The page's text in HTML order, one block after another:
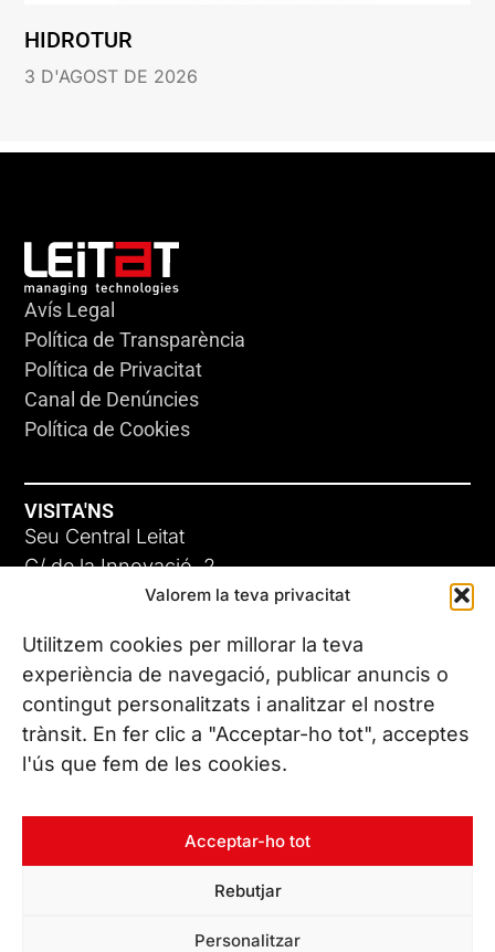
Valorem la teva privacitat
Utilitzem cookies per millorar la teva
experiència de navegació, publicar anuncis o
contingut personalitzats i analitzar el nostre
trànsit. En fer clic a "Acceptar-ho tot", acceptes
l'ús que fem de les cookies.
Acceptar-ho tot
Rebutjar
Personalitzar
HIDROTUR
3 D'AGOST DE 2026
Avís Legal
Política de Transparència
Política de Privacitat
Canal de Denúncies
Política de Cookies
VISITA'NS
Seu Central Leitat
C/ de la Innovació, 2
08225 Terrassa, (Barcelona)
Coneix les nostres seus
CONTACTA’NS
Tel. (+34) 937 882 300